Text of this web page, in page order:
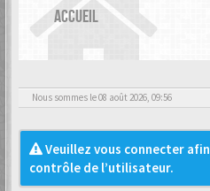
ACCUEIL
Nous sommes le 08 août 2026, 09:56
Veuillez vous connecter
contrôle de l’utilisateur.